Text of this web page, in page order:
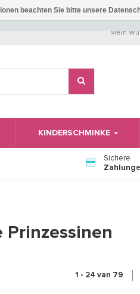
Mein
KINDERSCHMINKE
Sichere
Prinzessinen
1 - 24 van 79
beachten Sie bitte unsere